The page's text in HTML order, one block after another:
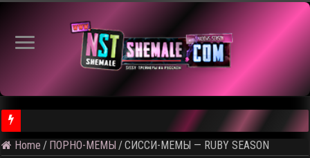
Home / ПОРНО-МЕМЫ /СИССИ-МЕМЫ — RUBY SEASON